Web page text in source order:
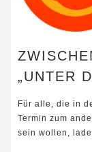
„UNTER
Für alle, die in
Termin zum
sein wollen,